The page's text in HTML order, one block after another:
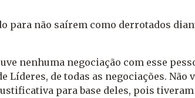
para não saírem como derrotados
nenhuma negociação com esse
de todas as negociações. Não
para base deles, pois tiveram